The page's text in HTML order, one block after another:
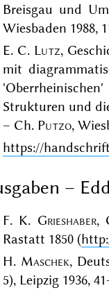
Breisgau und
Wiesbaden 1988,
E. C. Lutz,
mit
Strukturen und
– Ch. Putzo,
https://
–
F. K. Grieshaber,
Rastatt 1850 (
H. Maschek,
5), Leipzig 1936,